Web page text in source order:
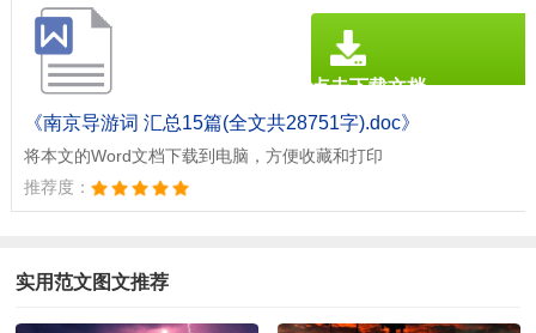
《南京导游词 汇总15篇(全文共28751字).doc》
将本文的Word文档下载到电脑，方便收藏和打印
推荐度：
点击下载文档
文档为doc格式
实用范文图文推荐